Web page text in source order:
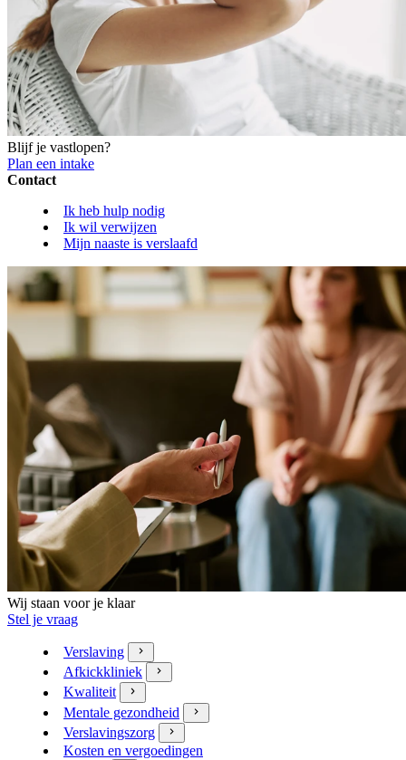
Blijf je vastlopen?
Plan een intake
Contact
Ik heb hulp nodig
Ik wil verwijzen
Mijn naaste is verslaafd
Wij staan voor je klaar
Stel je vraag
Verslaving
Afkickkliniek
Kwaliteit
Mentale gezondheid
Verslavingszorg
Kosten en vergoedingen